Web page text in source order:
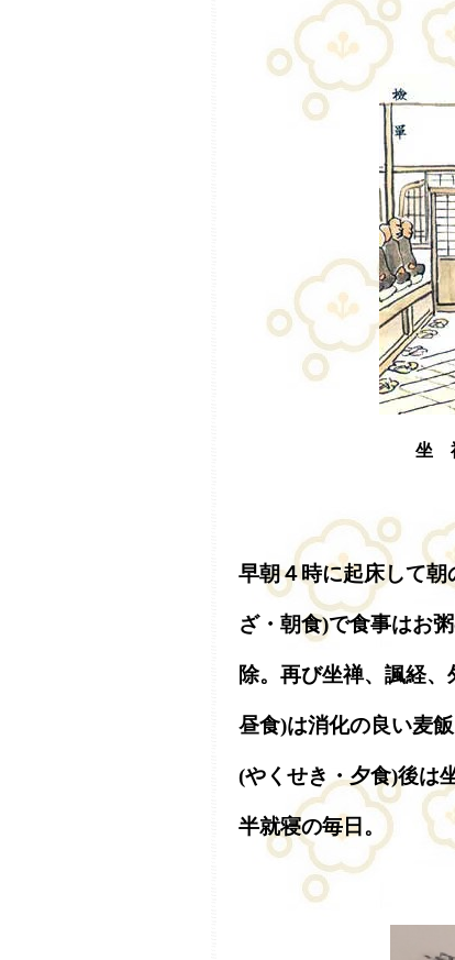
坐
早朝４時に起床して朝
ざ・朝食)で食事はお
除。再び坐禅、諷経
昼食)は消化の良い麦
(やくせき・夕食)後は
半就寝の毎日。